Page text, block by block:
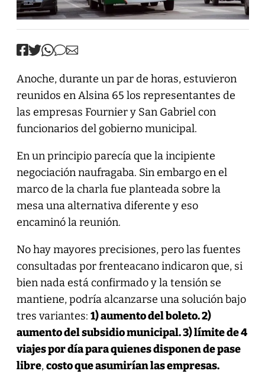
Anoche, durante un par de horas, estuvieron
reunidos en Alsina 65 los representantes de
las empresas Fournier y San Gabriel con
funcionarios del gobierno municipal.
En un principio parecía que la incipiente
negociación naufragaba. Sin embargo en el
marco de la charla fue planteada sobre la
mesa una alternativa diferente y eso
encaminó la reunión.
No hay mayores precisiones, pero las fuentes
consultadas por frenteacano indicaron que, si
bien nada está confirmado y la tensión se
mantiene, podría alcanzarse una solución bajo
tres variantes: 1) aumento del boleto. 2)
aumento del subsidio municipal. 3) límite de 4
viajes por día para quienes disponen de pase
libre,costo que asumirían las empresas.